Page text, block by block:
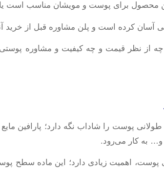
این محصول برای پوست و مویشان مناسب است
آسان کرده است و پلن مشاوره قبل از خرید
از نظر قیمت و چه کیفیت و مشاوره پوستی
طولانی پوست را شاداب نگه دارد؛ پارافین
و… به کار می‌رود.
اهمیت زیادی دارد؛ این ماده سطح